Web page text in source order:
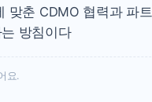
맞춘 CDMO 협력과 파
방침이다
요.